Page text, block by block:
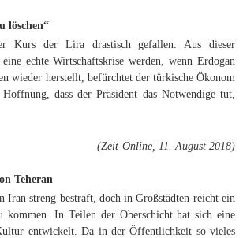
löschen“
Kurs der Lira drastisch gefallen. Aus dieser
echte Wirtschaftskrise werden, wenn Erdogan
wieder herstellt, befürchtet der türkische Ökonom
dass der Präsident das Notwendige tut,
(Zeit-Online, 11. August 2018)
Teheran
streng bestraft, doch in Großstädten reicht ein
kommen. In Teilen der Oberschicht hat sich eine
entwickelt. Da in der Öffentlichkeit so vieles